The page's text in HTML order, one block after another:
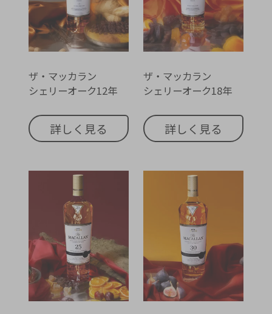
ザ・マッカラン
シェリーオーク12年
詳しく見る
ザ・マッカラン
シェリーオーク18年
詳しく見る